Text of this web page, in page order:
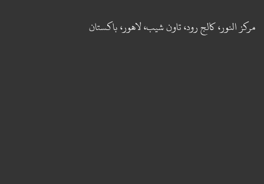
مركز النور، كالج رود، تاون شيب، لاهور، باكستان